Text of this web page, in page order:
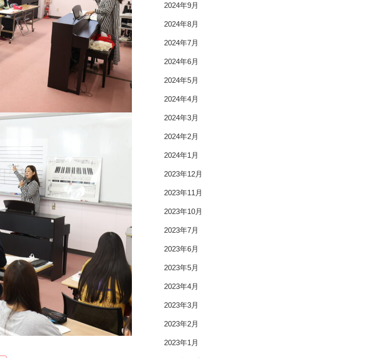
2024年9月
2024年8月
2024年7月
2024年6月
2024年5月
2024年4月
2024年3月
2024年2月
2024年1月
2023年12月
2023年11月
2023年10月
2023年7月
2023年6月
2023年5月
2023年4月
2023年3月
2023年2月
2023年1月